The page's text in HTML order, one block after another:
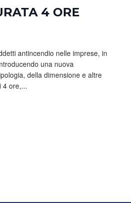
4 ORE
antincendio nelle imprese, in
una nuova
della dimensione e altre
4 ore,...